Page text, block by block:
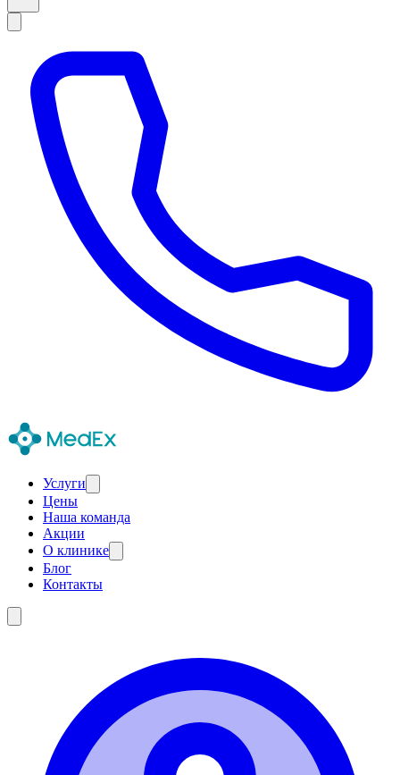
Услуги
Цены
Наша команда
Акции
О клинике
Блог
Контакты